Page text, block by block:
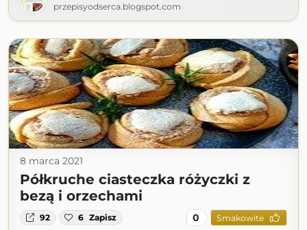
przepisyodserca.blogspot.com
8 marca 2021
Półkruche ciasteczka różyczki z
bezą i orzechami
92 6 Zapisz 0 Smakowite